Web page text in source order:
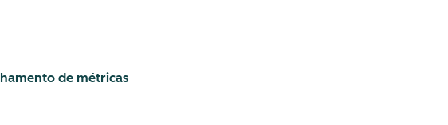
de métricas